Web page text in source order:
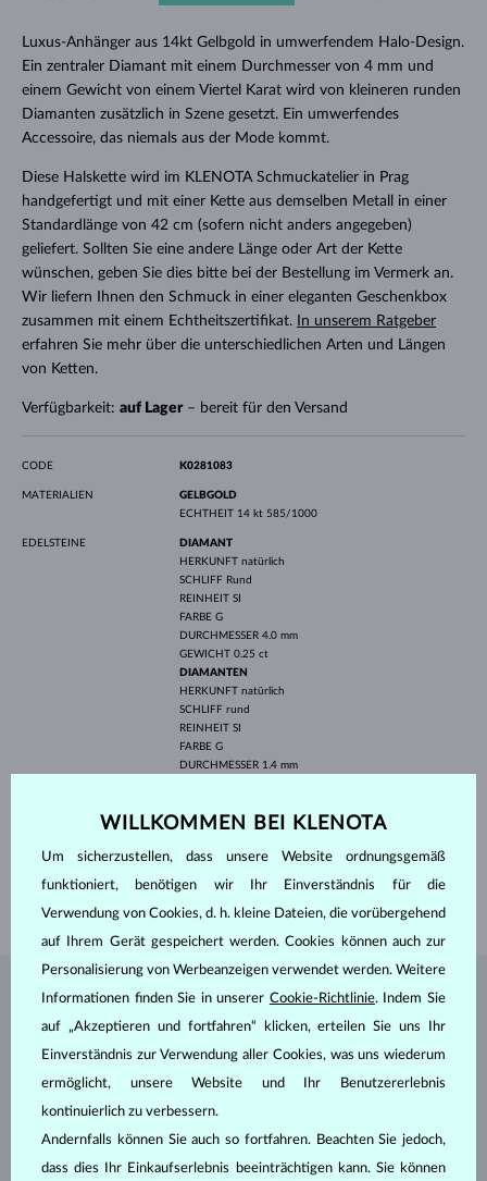
Luxus-Anhänger aus 14kt Gelbgold in umwerfendem Halo-Design.
Ein zentraler Diamant mit einem Durchmesser von 4 mm und
einem Gewicht von einem Viertel Karat wird von kleineren runden
Diamanten zusätzlich in Szene gesetzt. Ein umwerfendes
Accessoire, das niemals aus der Mode kommt.
Diese Halskette wird im KLENOTA Schmuckatelier in Prag
handgefertigt und mit einer Kette aus demselben Metall in einer
Standardlänge von 42 cm (sofern nicht anders angegeben)
geliefert. Sollten Sie eine andere Länge oder Art der Kette
wünschen, geben Sie dies bitte bei der Bestellung im Vermerk an.
Wir liefern Ihnen den Schmuck in einer eleganten Geschenkbox
zusammen mit einem Echtheitszertifikat.
In unserem Ratgeber
erfahren Sie mehr über die unterschiedlichen Arten und Längen
von Ketten.
Verfügbarkeit: auf Lager– bereit für den Versand
CODE K0281083
MATERIALIEN
GELBGOLD
ECHTHEIT 14 kt 585/1000
EDELSTEINE
DIAMANT
HERKUNFT natürlich
SCHLIFF Rund
REINHEIT SI
FARBE G
DURCHMESSER 4.0 mm
GEWICHT 0.25 ct
DIAMANTEN
HERKUNFT natürlich
SCHLIFF rund
REINHEIT SI
FARBE G
DURCHMESSER 1.4 mm
7.60 mm
SCHMUCK AUS DEMKLENOTA ATELIER
WILLKOMMEN BEI KLENOTA
Um sicherzustellen, dass unsere Website ordnungsgemäß
funktioniert, benötigen wir Ihr Einverständnis für die
Verwendung von Cookies, d. h. kleine Dateien, die vorübergehend
auf Ihrem Gerät gespeichert werden. Cookies können auch zur
Personalisierung von Werbeanzeigen verwendet werden. Weitere
Informationen finden Sie in unserer Cookie-Richtlinie. Indem Sie
auf „Akzeptieren und fortfahren“ klicken, erteilen Sie uns Ihr
Einverständnis zur Verwendung aller Cookies, was uns wiederum
ermöglicht, unsere Website und Ihr Benutzererlebnis
kontinuierlich zu verbessern.
Andernfalls können Sie auch so fortfahren. Beachten Sie jedoch,
dass dies Ihr Einkaufserlebnis beeinträchtigen kann. Sie können